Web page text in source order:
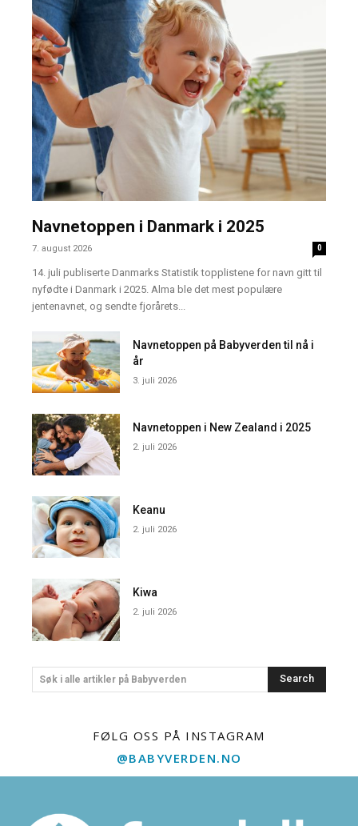
Navnetoppen i Danmark i 2025
7. august 2026 0
14. juli publiserte Danmarks Statistik topplistene for navn gitt til
nyfødte i Danmark i 2025. Alma ble det mest populære
jentenavnet, og sendte fjorårets...
Navnetoppen på Babyverden til nå i
år
3. juli 2026
Navnetoppen i New Zealand i 2025
2. juli 2026
Keanu
2. juli 2026
Kiwa
2. juli 2026
Søk i alle artikler på Babyverden Search
FØLG OSS PÅ INSTAGRAM
@BABYVERDEN.NO